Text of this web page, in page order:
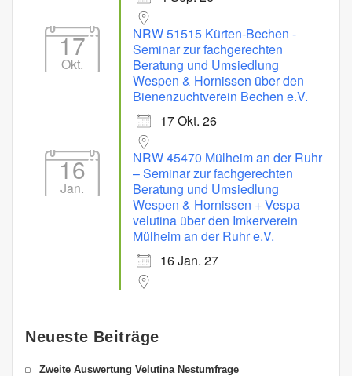
17
Okt.
NRW 51515 Kürten-Bechen -
Seminar zur fachgerechten
Beratung und Umsiedlung
Wespen & Hornissen über den
Bienenzuchtverein Bechen e.V.
17 Okt. 26
16
Jan.
NRW 45470 Mülheim an der Ruhr
– Seminar zur fachgerechten
Beratung und Umsiedlung
Wespen & Hornissen + Vespa
velutina über den Imkerverein
Mülheim an der Ruhr e.V.
16 Jan. 27
Neueste Beiträge
Zweite Auswertung Velutina Nestumfrage